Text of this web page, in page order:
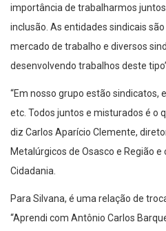
importância de trabalharmos
inclusão. As entidades sindicais
mercado de trabalho e diversos
desenvolvendo trabalhos deste
“Em nosso grupo estão sindicatos,
etc. Todos juntos e misturados é o
diz Carlos Aparício Clemente,
Metalúrgicos de Osasco e Região
Cidadania.
Para Silvana, é uma relação de
“Aprendi com Antônio Carlos